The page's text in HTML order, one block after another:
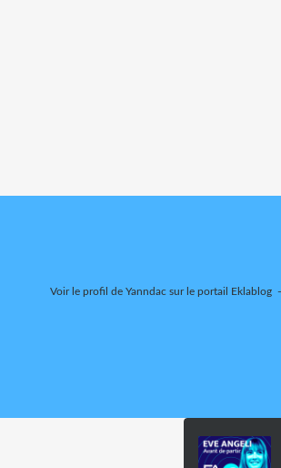
Voir le profil de Yanndac sur le portail Eklablog